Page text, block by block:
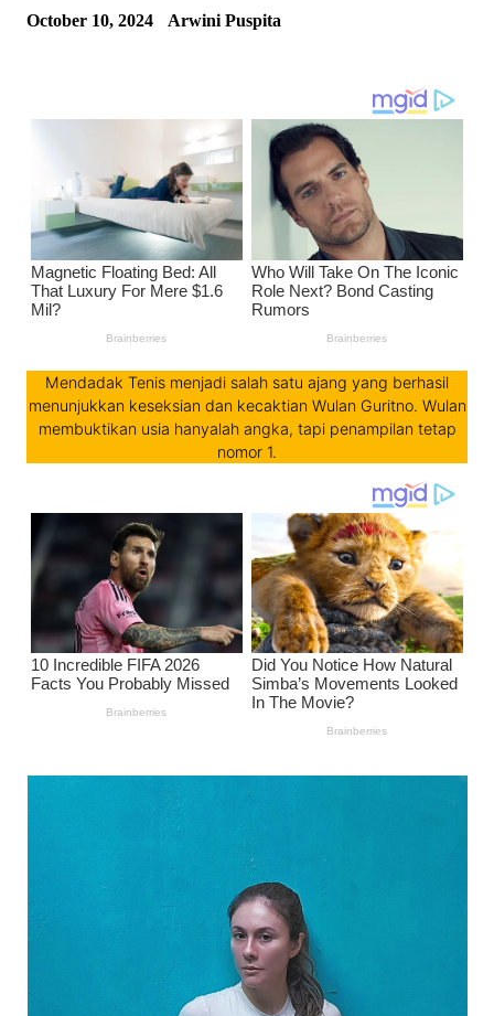
October 10, 2024 Arwini Puspita
Mendadak Tenis menjadi salah satu ajang yang berhasil
menunjukkan keseksian dan kecaktian Wulan Guritno. Wulan
membuktikan usia hanyalah angka, tapi penampilan tetap
nomor 1.